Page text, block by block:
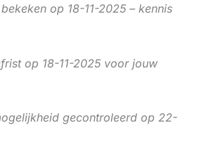
op 18-11-2025 – kennis
op 18-11-2025 voor jouw
gecontroleerd op 22-